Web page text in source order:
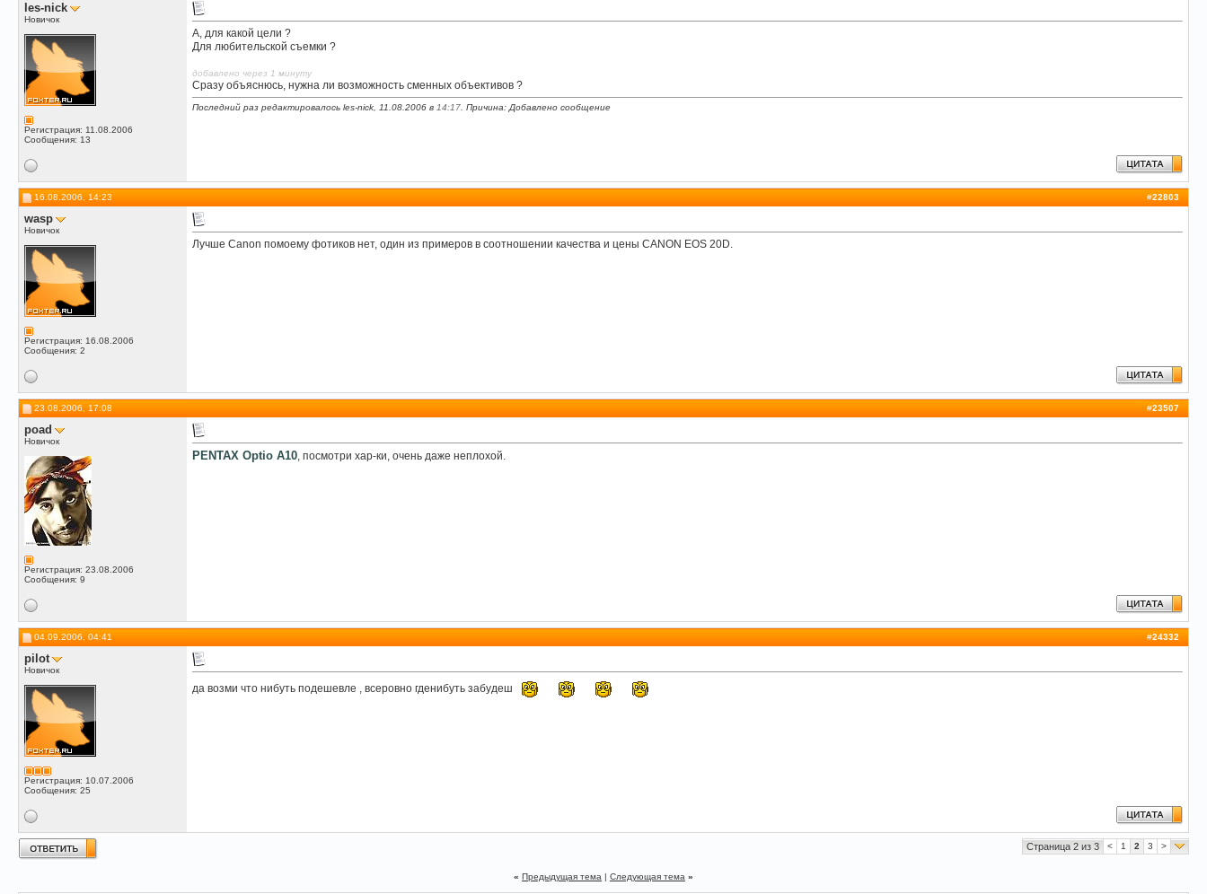
les-nick
Новичок
Регистрация: 11.08.2006
Сообщения: 13
А, для какой цели ?
Для любительской съемки ?
добавлено через 1 минуту
Сразу объяснюсь, нужна ли возможность сменных объективов ?
Последний раз редактировалось les-nick, 11.08.2006 в 14:17 . Причина: Добавлено сообщение
16.08.2006, 14:23 #22803
wasp
Новичок
Регистрация: 16.08.2006
Сообщения: 2
Лучше Canon помоему фотиков нет, один из примеров в соотношении качества и цены CANON EOS 20D.
23.08.2006, 17:08 #23507
poad
Новичок
Регистрация: 23.08.2006
Сообщения: 9
PENTAX Optio A10, посмотри хар-ки, очень даже неплохой.
04.09.2006, 04:41 #24332
pilot
Новичок
Регистрация: 10.07.2006
Сообщения: 25
да возми что нибуть подешевле , всеровно гденибуть забудеш
Страница 2 из 3 < 1 2 3 >
« Предыдущая тема | Следующая тема »